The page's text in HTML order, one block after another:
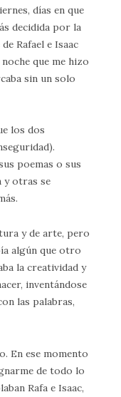
días en que
decidida por la
Rafael e Isaac
que me hizo
sin un solo
los dos
poemas o sus
y otras se
y de arte, pero
algún que otro
la creatividad y
inventándose
las palabras,
En ese momento
de todo lo
Rafa e Isaac,